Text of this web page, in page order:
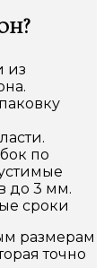
из
по
до 3 мм.
сроки
размерам
точно